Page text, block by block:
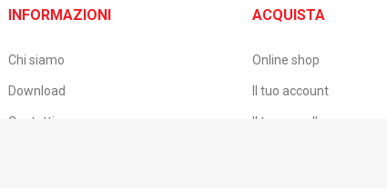
INFORMAZIONI
Chi siamo
Download
Contatti
ACQUISTA
Online shop
Il tuo account
Il tuo carrello